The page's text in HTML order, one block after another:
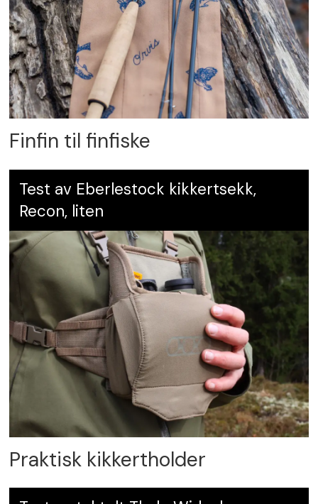
Finfin til finfiske
Test av Eberlestock kikkertsekk,
Recon, liten
Praktisk kikkertholder